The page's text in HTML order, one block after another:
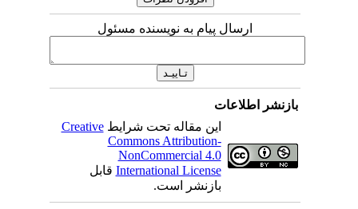
ارسال پیام به نویسنده مسئول
بازنشر اطلاعات
این مقاله تحت شرایطCreative
Commons Attribution-
NonCommercial 4.0
International Licenseقابل
بازنشر است.